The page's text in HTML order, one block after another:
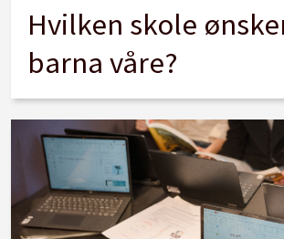
Hvilken skole
barna våre?